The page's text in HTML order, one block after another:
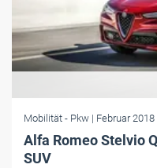
Mobilität - Pkw | Februar 2018
Alfa Romeo Stelvio
SUV